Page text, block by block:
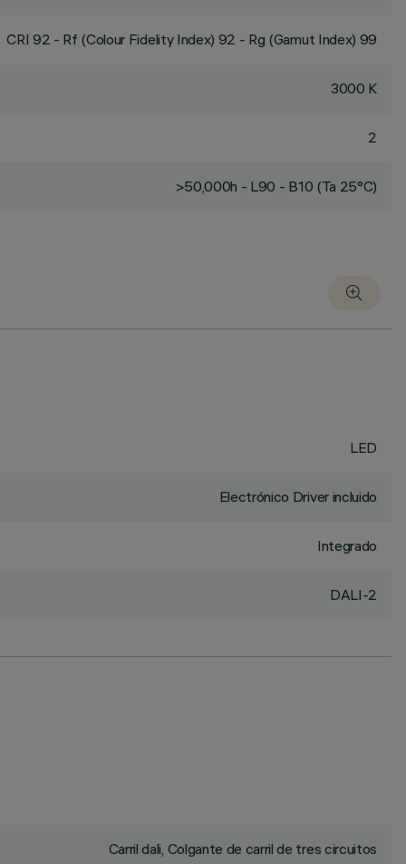
CRI 92 - Rf (Colour Fidelity Index) 92 - Rg (Gamut Index) 99
3000 K
2
>50,000h - L90 - B10 (Ta 25°C)
LED
Electrónico Driver incluido
Integrado
DALI-2
Carril dali, Colgante de carril de tres circuitos